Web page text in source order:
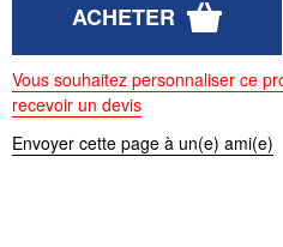
Vous souhaitez personnaliser ce
recevoir un devis
Envoyer cette page à un(e) ami(e)